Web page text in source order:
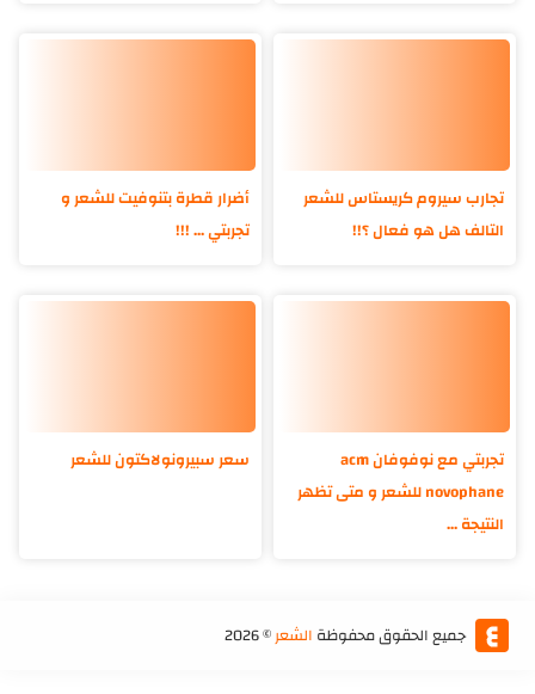
تجارب سيروم كريستاس للشعر
التالف هل هو فعال ؟!!
أضرار قطرة بتنوفيت للشعر و
تجربتي ... !!!
تجربتي مع نوفوفان acm
novophane للشعر و متى تظهر
النتيجة ...
سعر سبيرونولاكتون للشعر
جميع الحقوق محفوظةالشعر©
2026